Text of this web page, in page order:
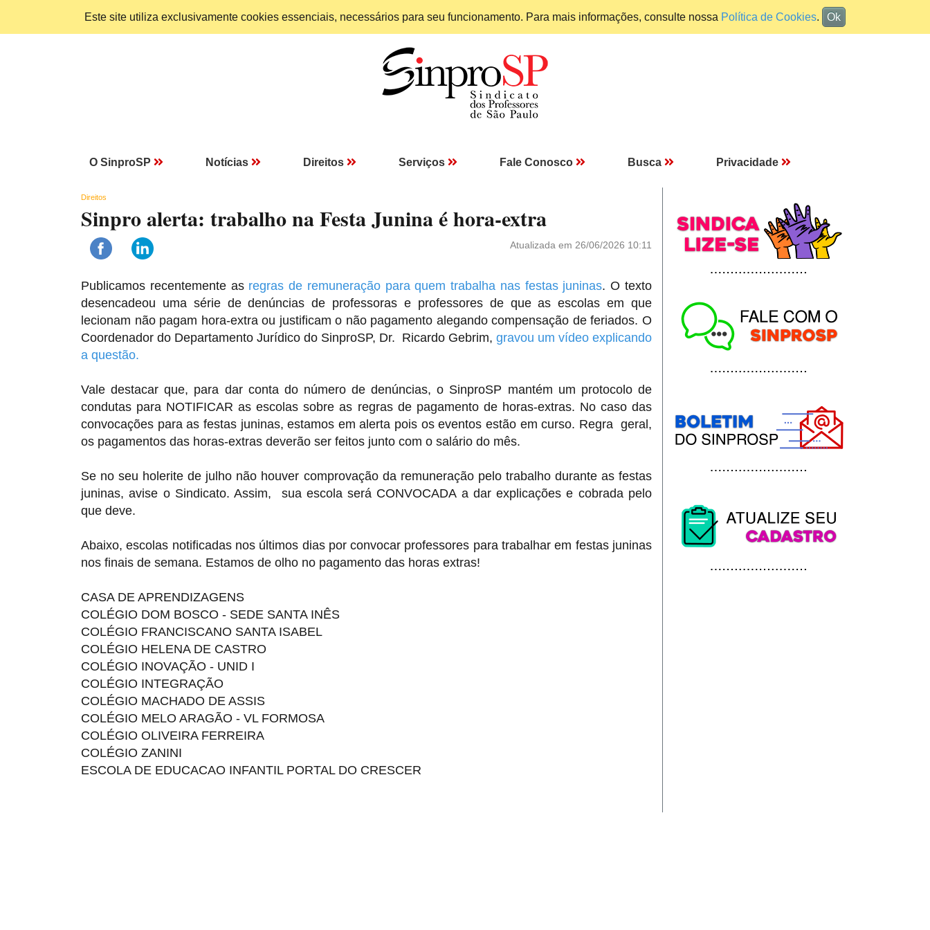
Este site utiliza exclusivamente cookies essenciais, necessários para seu funcionamento. Para mais informações, consulte nossa Política de Cookies. Ok
O SinproSP Notícias Direitos Serviços Fale Conosco Busca Privacidade
Direitos
Sinpro alerta: trabalho na Festa Junina é hora-extra
Atualizada em 26/06/2026 10:11
Publicamos recentemente as regras de remuneração para quem trabalha nas festas juninas.O texto
desencadeou uma série de denúncias de professoras e professores de que as escolas em que
lecionam não pagam hora-extra ou justificam o não pagamento alegando compensação de feriados. O
Coordenador do Departamento Jurídico do SinproSP, Dr. Ricardo Gebrim, gravou um vídeo explicando
a questão.
Vale destacar que, para dar conta do número de denúncias, o SinproSP mantém um protocolo de
condutas para NOTIFICAR as escolas sobre as regras de pagamento de horas-extras. No caso das
convocações para as festas juninas, estamos em alerta pois os eventos estão em curso. Regra geral,
os pagamentos das horas-extras deverão ser feitos junto com o salário do mês.
Se no seu holerite de julho não houver comprovação da remuneração pelo trabalho durante as festas
juninas, avise o Sindicato. Assim, sua escola será CONVOCADA a dar explicações e cobrada pelo
que deve.
Abaixo, escolas notificadas nos últimos dias por convocar professores para trabalhar em festas juninas
nos finais de semana. Estamos de olho no pagamento das horas extras!
CASA DE APRENDIZAGENS
COLÉGIO DOM BOSCO - SEDE SANTA INÊS
COLÉGIO FRANCISCANO SANTA ISABEL
COLÉGIO HELENA DE CASTRO
COLÉGIO INOVAÇÃO - UNID I
COLÉGIO INTEGRAÇÃO
COLÉGIO MACHADO DE ASSIS
COLÉGIO MELO ARAGÃO - VL FORMOSA
COLÉGIO OLIVEIRA FERREIRA
COLÉGIO ZANINI
ESCOLA DE EDUCACAO INFANTIL PORTAL DO CRESCER